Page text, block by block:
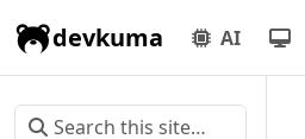
devkuma AI